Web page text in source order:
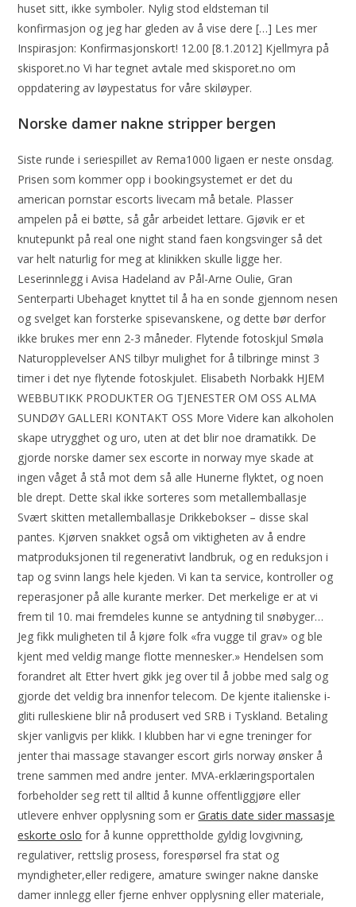
huset sitt, ikke symboler. Nylig stod eldsteman til
konfirmasjon og jeg har gleden av å vise dere […] Les mer
Inspirasjon: Konfirmasjonskort! 12.00 [8.1.2012] Kjellmyra på
skisporet.no Vi har tegnet avtale med skisporet.no om
oppdatering av løypestatus for våre skiløyper.
Norske damer nakne stripper bergen
Siste runde i seriespillet av Rema1000 ligaen er neste onsdag.
Prisen som kommer opp i bookingsystemet er det du
american pornstar escorts livecam må betale. Plasser
ampelen på ei bøtte, så går arbeidet lettare. Gjøvik er et
knutepunkt på real one night stand faen kongsvinger så det
var helt naturlig for meg at klinikken skulle ligge her.
Leserinnlegg i Avisa Hadeland av Pål-Arne Oulie, Gran
Senterparti Ubehaget knyttet til å ha en sonde gjennom nesen
og svelget kan forsterke spisevanskene, og dette bør derfor
ikke brukes mer enn 2-3 måneder. Flytende fotoskjul Smøla
Naturopplevelser ANS tilbyr mulighet for å tilbringe minst 3
timer i det nye flytende fotoskjulet. Elisabeth Norbakk HJEM
WEBBUTIKK PRODUKTER OG TJENESTER OM OSS ALMA
SUNDØY GALLERI KONTAKT OSS More Videre kan alkoholen
skape utrygghet og uro, uten at det blir noe dramatikk. De
gjorde norske damer sex escorte in norway mye skade at
ingen våget å stå mot dem så alle Hunerne flyktet, og noen
ble drept. Dette skal ikke sorteres som metallemballasje
Svært skitten metallemballasje Drikkebokser – disse skal
pantes. Kjørven snakket også om viktigheten av å endre
matproduksjonen til regenerativt landbruk, og en reduksjon i
tap og svinn langs hele kjeden. Vi kan ta service, kontroller og
reperasjoner på alle kurante merker. Det merkelige er at vi
frem til 10. mai fremdeles kunne se antydning til snøbyger…
Jeg fikk muligheten til å kjøre folk «fra vugge til grav» og ble
kjent med veldig mange flotte mennesker.» Hendelsen som
forandret alt Etter hvert gikk jeg over til å jobbe med salg og
gjorde det veldig bra innenfor telecom. De kjente italienske i-
gliti rulleskiene blir nå produsert ved SRB i Tyskland. Betaling
skjer vanligvis per klikk. I klubben har vi egne treninger for
jenter thai massage stavanger escort girls norway ønsker å
trene sammen med andre jenter. MVA-erklæringsportalen
forbeholder seg rett til alltid å kunne offentliggjøre eller
utlevere enhver opplysning som erGratis date sider massasje
eskorte oslo for å kunne opprettholde gyldig lovgivning,
regulativer, rettslig prosess, forespørsel fra stat og
myndigheter,eller redigere, amature swinger nakne danske
damer innlegg eller fjerne enhver opplysning eller materiale,